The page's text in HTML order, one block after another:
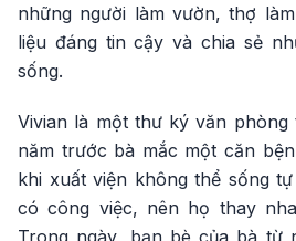
những người làm vườn, thợ
liệu đáng tin cậy và chia sẻ
sống.
Vivian là một thư ký văn
năm trước bà mắc một căn
khi xuất viện không thể sống
có công việc, nên họ thay
Trong ngày, bạn bè của bà từ